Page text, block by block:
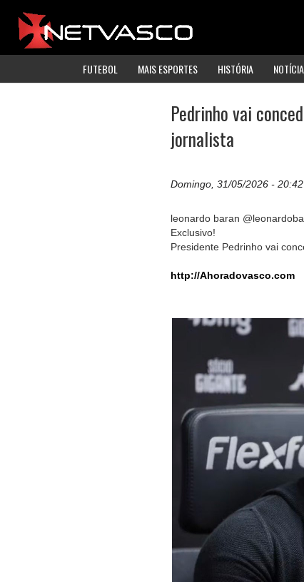
FUTEBOL MAIS ESPORTES HISTÓRIA
Pedrinho vai
jornalista
Domingo, 31/05/2026 - 20:42
leonardo baran
Exclusivo!
Presidente Pedrinho vai
http://Ahoradovasco.com